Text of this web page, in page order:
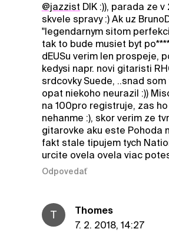
@jazzist DIK :)), parada ze
skvele spravy :) Ak uz
"legendarnym sitom
tak to bude musiet byt
dEUSu verim len prospeje,
kedysi napr. novi gitaristi
srdcovky Suede, ..snad
opat niekoho neurazil :))
na 100pro registruje, zas
nehanme :), skor verim ze
gitarovke aku este Pohoda
fakt stale tipujem tych
urcite ovela ovela viac
Odpovedať
T
Thomes
7. 2. 2018, 14:27